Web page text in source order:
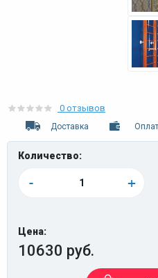
0 отзывов
Доставка
Количество:
- +
Цена:
10630 руб.